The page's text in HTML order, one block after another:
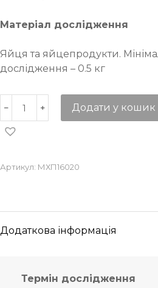
Матеріал дослідження
Яйця та яйцепродукти.
дослідження – 0.5 кг
Додати у кошик
Артикул: МХП16020
Додаткова інформація
Термін дослідження